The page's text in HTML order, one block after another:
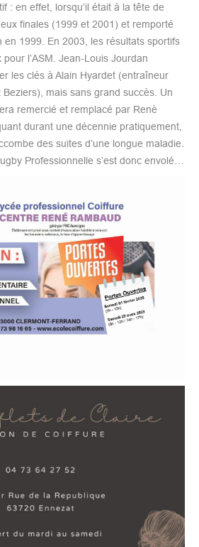
: en effet, lorsqu’il était à la tête de
finales (1999 et 2001) et remporté
en 1999. En 2003, les résultats sportifs
l’ASM. Jean-Louis Jourdan
les clés à Alain Hyardet (entraîneur
mais sans grand succès. Un
remercié et remplacé par Renè
durant une décennie pratiquement,
des suites d’une longue maladie.
Professionnelle s’est donc envolé…